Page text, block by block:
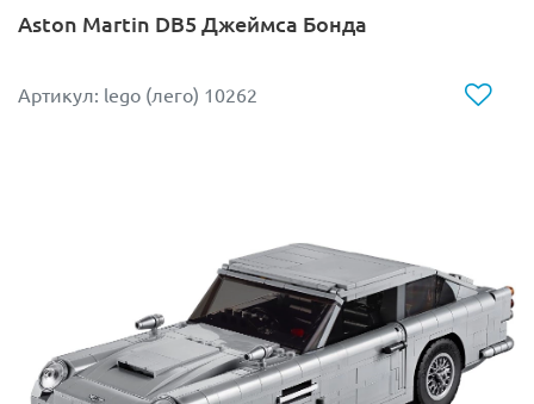
Aston Martin DB5 Джеймса Бонда
Артикул: lego (лего) 10262